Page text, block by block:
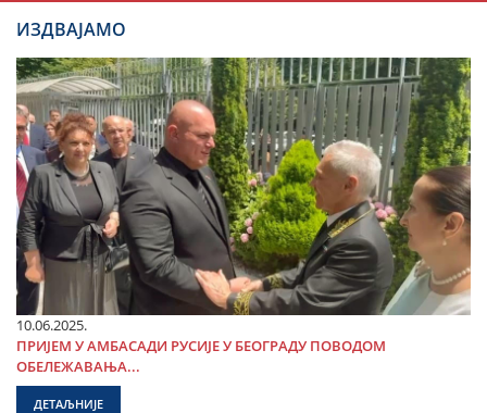
ИЗДВАЈАМО
10.06.2025.
ПРИЈЕМ У АМБАСАДИ РУСИЈЕ У БЕОГРАДУ ПОВОДОМ
ОБЕЛЕЖАВАЊА...
ДЕТАЉНИЈЕ